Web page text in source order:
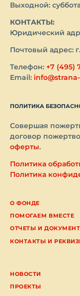
Выходной:
КОНТАКТЫ:
Юридический
Почтовый адрес:
Телефон: +7 (495)
Email:
О ФОНДЕ
ПОМОГАЕМ ВМЕСТЕ
ОТЧЕТЫ И
КОНТАКТЫ И
НОВОСТИ
ПРОЕКТЫ
ПОЛИТИКА
Совершая
договор
оферты.
Политика
Политика